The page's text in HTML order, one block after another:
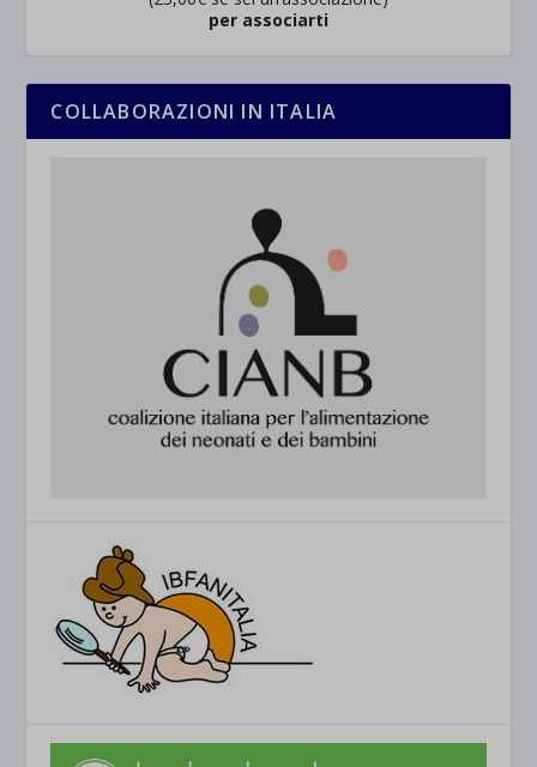
per associarti
COLLABORAZIONI IN ITALIA